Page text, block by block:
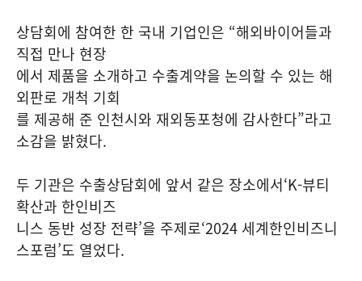
상담회에 참여한 한 국내 기업인은 “해외바이어들과
직접 만나 현장
에서 제품을 소개하고 수출계약을 논의할 수 있는 해
외판로 개척 기회
를 제공해 준 인천시와 재외동포청에 감사한다”라고
소감을 밝혔다.
두 기관은 수출상담회에 앞서 같은 장소에서‘K-뷰티
확산과 한인비즈
니스 동반 성장 전략’을 주제로‘2024 세계한인비즈니
스포럼’도 열었다.